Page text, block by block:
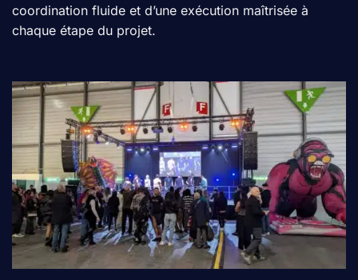
coordination fluide et d’une exécution maîtrisée à
chaque étape du projet.